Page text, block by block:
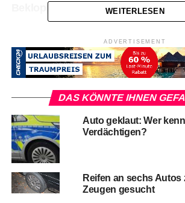
Bekloppter Randalierer greift
WEITERLESEN
ADVERTISEMENT
DAS KÖNNTE IHNEN
Auto geklaut: Wer
Verdächtigen?
Reifen an sechs Autos
Zeugen gesucht